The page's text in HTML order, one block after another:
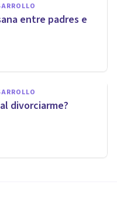
entre padres e
divorciarme?